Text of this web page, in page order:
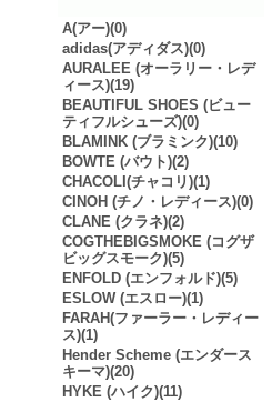
A(アー)(0)
adidas(アディダス)(0)
AURALEE (オーラリー・レデ
ィース)(19)
BEAUTIFUL SHOES (ビュー
ティフルシューズ)(0)
BLAMINK (ブラミンク)(10)
BOWTE (バウト)(2)
CHACOLI(チャコリ)(1)
CINOH (チノ・レディース)(0)
CLANE (クラネ)(2)
COGTHEBIGSMOKE (コグザ
ビッグスモーク)(5)
ENFOLD (エンフォルド)(5)
ESLOW (エスロー)(1)
FARAH(ファーラー・レディー
ス)(1)
Hender Scheme (エンダース
キーマ)(20)
HYKE (ハイク)(11)